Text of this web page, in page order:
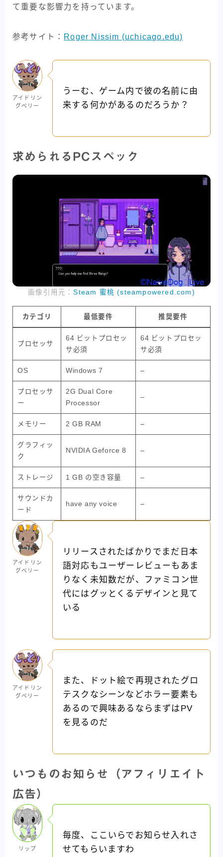
て重要な影響力を持っています。
参考サイト： Roger Nissim (uchicago.edu)
アイドリン
グベリー
うーむ、ゲーム内で彼の名前に由
来する何かがあるのだろうか？
求められるPCスペック
画像引用元：Steam 蜜桃 (steampowered.com)
カテゴリ 最低要件 推奨要件
プロセッサ
64 ビットプロセッ
サ必須
64 ビットプロセッ
サ必須
OS Windows 7 –
プロセッサ
ー
2G Dual Core
Processor
–
メモリー 2 GB RAM –
グラフィッ
ク
NVIDIA Geforce 8 –
ストレージ 1 GB の空き容量 –
サウンドカ
ード
have any voice –
アイドリン
グベリー
リリースされたばかりでまだ日本
語対応もユーザーレビューもあま
りなく未知数だが、ファミコン世
代にはグッとくるデザインと見て
いる
アイドリン
グベリー
また、ドット絵で再現されたグロ
テスクなシーンなどホラー要素も
あるので興味あるならまずはPV
を見るのだ
いつものお知らせ（アフィリエイト
広告）
リップ
毎度、ここいらでお知らせ入れさ
せてもらいますわ